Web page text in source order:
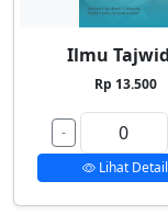
Ilmu
Rp 13.500
-
Lihat Detail